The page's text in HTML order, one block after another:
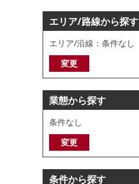
エリア/路線から探す
エリア/沿線：条件なし
変更
業態から探す
条件なし
変更
条件から探す